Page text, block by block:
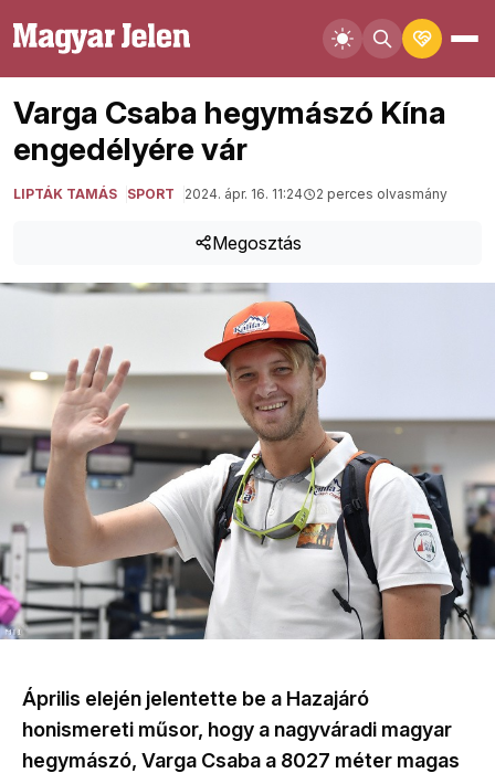
Varga Csaba hegymászó Kína
engedélyére vár
LIPTÁK TAMÁS SPORT 2024. ápr. 16. 11:24 2 perces olvasmány
Megosztás
Április elején jelentette be a Hazajáró
honismereti műsor, hogy a nagyváradi magyar
hegymászó, Varga Csaba a 8027 méter magas